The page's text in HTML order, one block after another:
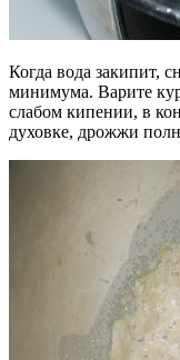
Когда вода закипит,
минимума. Варите
слабом кипении, в
духовке, дрожжи